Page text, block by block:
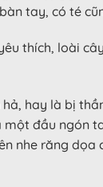
tay, có té
thích, loài
hay là bị
đầu ngón
nhe răng dọa